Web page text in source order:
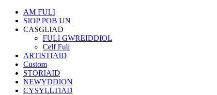
AM FULI
SIOP POB UN
CASGLIAD
FULI GWREIDDIOL
Celf Fuli
ARTISTIAID
Custom
STORIAID
NEWYDDION
CYSYLLTIAD